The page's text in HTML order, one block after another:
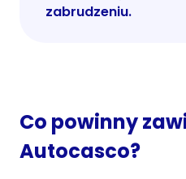
zabrudzeniu.
Co powinny
Autocasco?